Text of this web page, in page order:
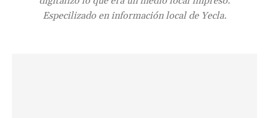
Especilizado en información local de Yecla.